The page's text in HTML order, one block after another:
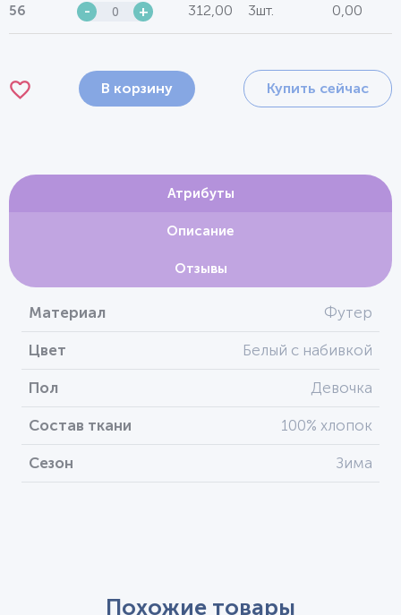
56 - + 312,00 3шт. 0,00
В корзину Купить сейчас
Атрибуты
Описание
Отзывы
Материал Футер
Цвет Белый с набивкой
Пол Девочка
Состав ткани 100% хлопок
Сезон Зима
Похожие товары